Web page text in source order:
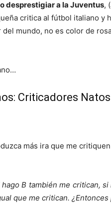
desprestigiar a la Juventus,
critica al fútbol italiano y
del mundo, no es color de
Criticadores Natos
más ira que me
B también me critican,
que me critican.